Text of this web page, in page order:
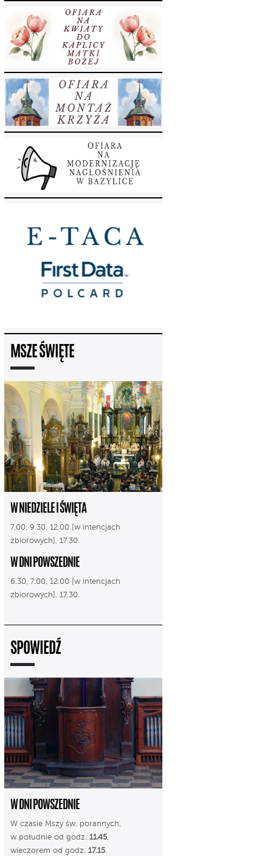
MSZE ŚWIĘTE
W NIEDZIELE I ŚWIĘTA
7.00, 9.30, 12.00 [w intencjach
zbiorowych], 17.30.
W DNI POWSZEDNIE
6.30, 7.00, 12.00 [w intencjach
zbiorowych], 17.30.
SPOWIEDŹ
W DNI POWSZEDNIE
W czasie Mszy św. porannych,
w południe od godz. 11.45,
wieczorem od godz. 17.15.